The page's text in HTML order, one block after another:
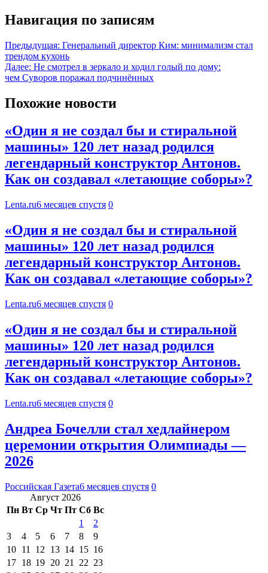
Навигация по записям
Предыдущая: Генеральный директор Ким: минимализм стал
трендом кухонь
Далее: Не смотрел в зеркало и ходил голый по дому:
чем Суворов поражал подчинённых
Похожие новости
«Один я не создал бы и стиральной
машины» 120 лет назад родился
легендарный конструктор Антонов.
Как он создавал «летающие соборы»?
Lenta.ru6 месяцев спустя 0
«Один я не создал бы и стиральной
машины» 120 лет назад родился
легендарный конструктор Антонов.
Как он создавал «летающие соборы»?
Lenta.ru6 месяцев спустя 0
«Один я не создал бы и стиральной
машины» 120 лет назад родился
легендарный конструктор Антонов.
Как он создавал «летающие соборы»?
Lenta.ru6 месяцев спустя 0
Андреа Бочелли стал хедлайнером
церемонии открытия Олимпиады —
2026
Российская Газета6 месяцев спустя 0
Август 2026
Пн Вт Ср Чт Пт Сб Вс
1
2
3
4 5 6 7 8
9
10 11 12 13 14 15 16
17 18 19 20 21 22 23